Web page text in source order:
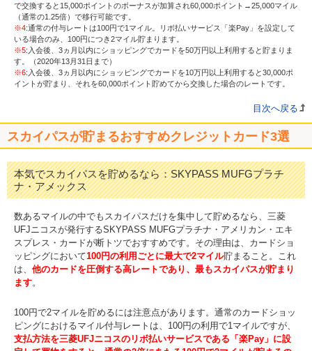
で交換すると15,000ポイントのボーナスが加算され60,000ポイント→25,000マイル
（通常の1.25倍）で移行可能です。
※4:通常の付与レートは100円で1マイル。リボ払いサービス「楽Pay」を設定して
いる場合のみ、100円につき2マイル貯まります。
※5:入会後、3ヵ月以内にショッピングでカードを50万円以上利用すると貯まりま
す。（2020年13月31日まで）
※6:入会後、3ヵ月以内にショッピングでカードを10万円以上利用すると30,000ポ
イントが貯まり、それを60,000ポイント貯めてから交換した場合のレートです。
目次へ戻る
スカイパスが貯まるおすすめクレジットカード3選
本気でスカイパスを貯めるなら：SKYPASS MUFGプラチ
ナ・アメックス
数あるマイルの中でもスカイパスだけを集中して貯めるなら、三菱
UFJニコスが発行するSKYPASS MUFGプラチナ・アメリカン・エキ
スプレス・カードが断トツでおすすめです。その理由は、カードショ
ッピングにおいて100円の利用ごとに最大で2マイル貯まること。これ
は、 他のカードを圧倒する高レートであり、最もスカイパスが貯まり
ます。
100円で2マイルを貯めるには注意点があります。通常のカードショッ
ピングにおけるマイル付与レートは、100円の利用で1マイルですが、
支払方法を三菱UFJニコスのリボ払いサービスである「楽Pay」に設